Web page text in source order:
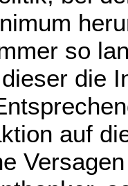
so
die
auf